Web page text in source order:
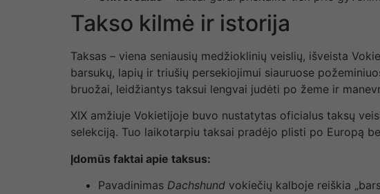
Takso kilmė ir istorija
Taksas – viena seniausių medžioklinių veislių, išveista
barsukų, lapių ir triušių persekiojimui siauruose
bruožai, leidžiantys taksui lengvai judėti po žeme ir
XIX amžiuje Vokietijoje buvo nustatytas oficialus taksų
selekciją. Tuo laikotarpiu taksai pradėjo plisti po Europą
Įdomūs faktai apie taksus:
Pavadinimas Dachshund vokiečių kalboje reiškia